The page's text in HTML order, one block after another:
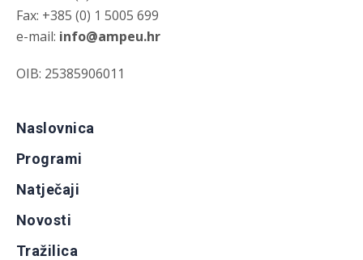
Fax: +385 (0) 1 5005 699
e-mail: info@ampeu.hr
OIB: 25385906011
Naslovnica
Programi
Natječaji
Novosti
Tražilica